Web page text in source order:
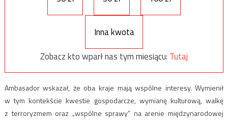
Inna kwota
Zobacz kto wparł nas tym miesiącu: Tutaj
Ambasador wskazał, że oba kraje mają wspólne interesy. Wymienił
w tym kontekście kwestie gospodarcze, wymianę kulturową, walkę
z terroryzmem oraz „wspólne sprawy” na arenie międzynarodowej